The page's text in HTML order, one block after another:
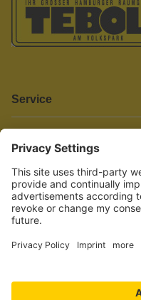
Service
Informationen
Barrierefreiheit
Wir bemühen uns, unsere
Einige Inhalte und
vollständig zugänglich.
benötigen, kontaktieren Sie
©